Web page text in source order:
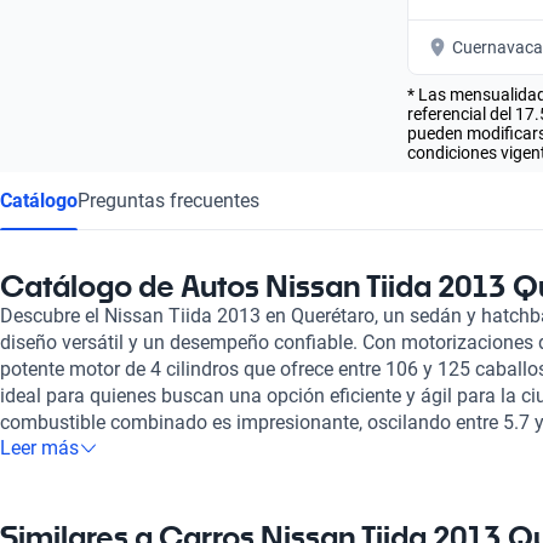
Cuernavaca
* Las
referencial del
pueden
condiciones
CatálogoPreguntas frecuentes
Catálogo de Autos Nissan Tiida 2013
Descubre el Nissan Tiida 2013 en Querétaro, un sedán y
diseño versátil y un desempeño confiable. Con motorizaciones
potente motor de 4 cilindros que ofrece entre 106 y 125
ideal para quienes buscan una opción eficiente y ágil para la
combustible combinado es impresionante, oscilando entre 5.7
le otorga una autonomía de hasta 910 km, permitiendo
Para esos días soleados, el Tiida 2013 ofrece variantes con
Leer más